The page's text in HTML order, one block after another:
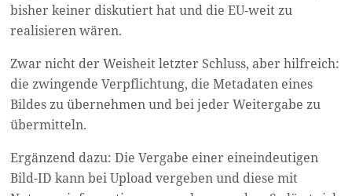
bisher keiner diskutiert hat und die EU-weit zu
realisieren wären.
Zwar nicht der Weisheit letzter Schluss, aber hilfreich:
die zwingende Verpflichtung, die Metadaten eines
Bildes zu übernehmen und bei jeder Weitergabe zu
übermitteln.
Ergänzend dazu: Die Vergabe einer eineindeutigen
Bild-ID kann bei Upload vergeben und diese mit